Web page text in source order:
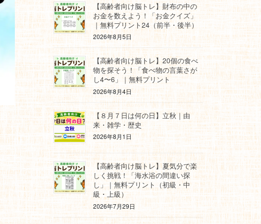
【高齢者向け脳トレ】財布の中の
お金を数えよう！「お金クイズ」
｜無料プリント24（前半・後半）
2026年8月5日
【高齢者向け脳トレ】20個の食べ
物を探そう！「食べ物の言葉さが
し4〜6」｜無料プリント
2026年8月4日
【８月７日は何の日】立秋｜由
来・雑学・歴史
2026年8月1日
【高齢者向け脳トレ】夏気分で楽
しく挑戦！「海水浴の間違い探
し」｜無料プリント（初級・中
級・上級）
2026年7月29日